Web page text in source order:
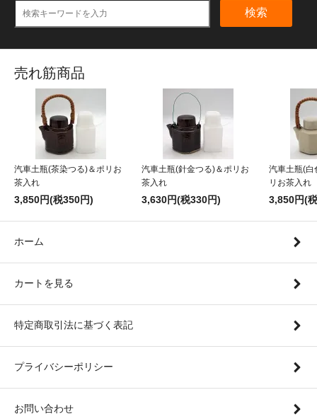
検索
売れ筋商品
汽車土瓶(茶染つる)＆ポリお
茶入れ
3,850円(税350円)
汽車土瓶(針金つる)＆ポリお
茶入れ
3,630円(税330円)
汽車土瓶(白
リお茶入れ
3,850円(
ホーム
カートを見る
特定商取引法に基づく表記
プライバシーポリシー
お問い合わせ